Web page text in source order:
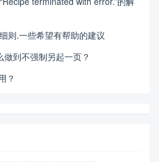
则.一些希望有帮助的建议
到不强制另起一页？
？